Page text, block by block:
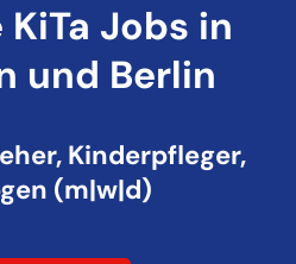
Jobs in
und Berlin
Kinderpfleger,
(m|w|d)